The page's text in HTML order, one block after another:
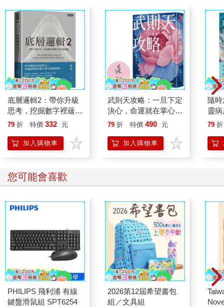
底層邏輯2：帶你升級
思考，挖掘數字裡蘊含
的商業寶藏
79 折 特價 332 元
加入購物車
武則天攻略：一旦下定
決心，命運就在掌心！
【作者親簽版】
79 折 特價 490 元
加入購物車
隨
靈
分
79 折
您可能會喜歡
PHILIPS 飛利浦 有線
鍵盤滑鼠組 SPT6254
2026第12屆希望書包
組／文具組